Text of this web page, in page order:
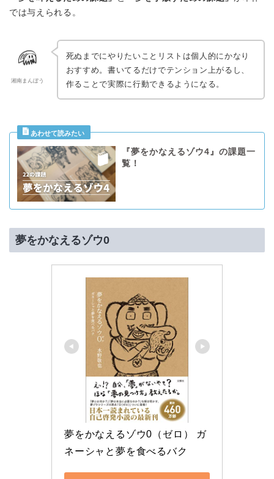
では与えられる。
湘南まんぼう
死ぬまでにやりたいことリストは個人的にかなり
おすすめ。書いてるだけでテンション上がるし、
作ることで実際に行動できるようになる。
『夢をかなえるゾウ4』の課題一
覧！
夢をかなえるゾウ0
夢をかなえるゾウ0（ゼロ） ガ
ネーシャと夢を食べるバク